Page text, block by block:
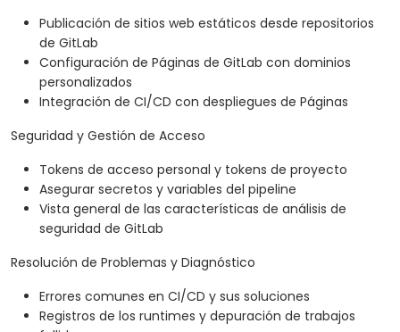
Publicación de sitios web estáticos desde repositorios
de GitLab
Configuración de Páginas de GitLab con dominios
personalizados
Integración de CI/CD con despliegues de Páginas
Seguridad y Gestión de Acceso
Tokens de acceso personal y tokens de proyecto
Asegurar secretos y variables del pipeline
Vista general de las características de análisis de
seguridad de GitLab
Resolución de Problemas y Diagnóstico
Errores comunes en CI/CD y sus soluciones
Registros de los runtimes y depuración de trabajos